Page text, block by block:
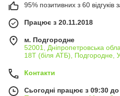
95% позитивних з 60 відгуків
Працює з 20.11.2018
м. Подгородне
52001, Дніпропетровська
18Т (біля АТБ), Подгородне,
Контакти
Сьогодні працює з 09:30